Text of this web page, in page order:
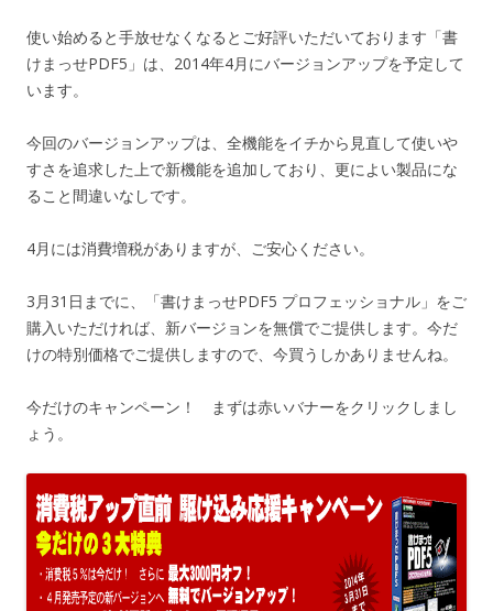
使い始めると手放せなくなるとご好評いただいております「書
けまっせPDF5」は、2014年4月にバージョンアップを予定して
います。
今回のバージョンアップは、全機能をイチから見直して使いや
すさを追求した上で新機能を追加しており、更によい製品にな
ること間違いなしです。
4月には消費増税がありますが、ご安心ください。
3月31日までに、「書けまっせPDF5 プロフェッショナル」をご
購入いただければ、新バージョンを無償でご提供します。今だ
けの特別価格でご提供しますので、今買うしかありませんね。
今だけのキャンペーン！ まずは赤いバナーをクリックしまし
ょう。